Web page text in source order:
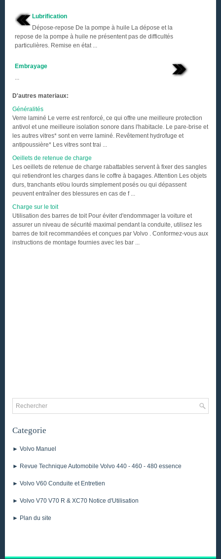
Lubrification
Dépose-repose De la pompe à huile La dépose et la
repose de la pompe à huile ne présentent pas de difficultés
particulières. Remise en état ...
Embrayage
...
D'autres materiaux:
Généralités
Verre laminé Le verre est renforcé, ce qui offre une meilleure protection
antivol et une meilleure isolation sonore dans l'habitacle. Le pare-brise et
les autres vitres* sont en verre laminé. Revêtement hydrofuge et
antipoussière* Les vitres sont trai ...
Oeillets de retenue de charge
Les oeillets de retenue de charge rabattables servent à fixer des sangles
qui retiendront les charges dans le coffre à bagages. Attention Les objets
durs, tranchants et/ou lourds simplement posés ou qui dépassent
peuvent entraîner des blessures en cas de f ...
Charge sur le toit
Utilisation des barres de toit Pour éviter d'endommager la voiture et
assurer un niveau de sécurité maximal pendant la conduite, utilisez les
barres de toit recommandées et conçues par Volvo . Conformez-vous aux
instructions de montage fournies avec les bar ...
Categorie
► Volvo Manuel
► Revue Technique Automobile Volvo 440 - 460 - 480 essence
► Volvo V60 Conduite et Entretien
► Volvo V70 V70 R & XC70 Notice d'Utilisation
► Plan du site